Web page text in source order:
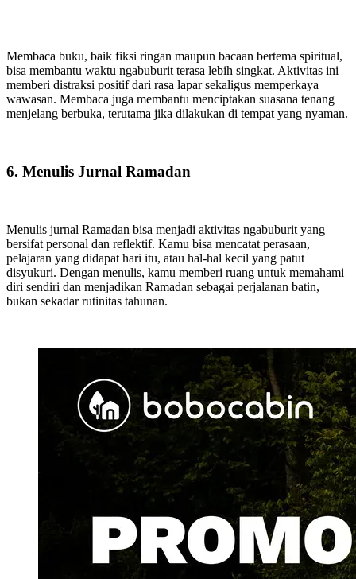
Membaca buku, baik fiksi ringan maupun bacaan bertema spiritual,
bisa membantu waktu ngabuburit terasa lebih singkat. Aktivitas ini
memberi distraksi positif dari rasa lapar sekaligus memperkaya
wawasan. Membaca juga membantu menciptakan suasana tenang
menjelang berbuka, terutama jika dilakukan di tempat yang nyaman.
6. Menulis Jurnal Ramadan
Menulis jurnal Ramadan bisa menjadi aktivitas ngabuburit yang
bersifat personal dan reflektif. Kamu bisa mencatat perasaan,
pelajaran yang didapat hari itu, atau hal-hal kecil yang patut
disyukuri. Dengan menulis, kamu memberi ruang untuk memahami
diri sendiri dan menjadikan Ramadan sebagai perjalanan batin,
bukan sekadar rutinitas tahunan.